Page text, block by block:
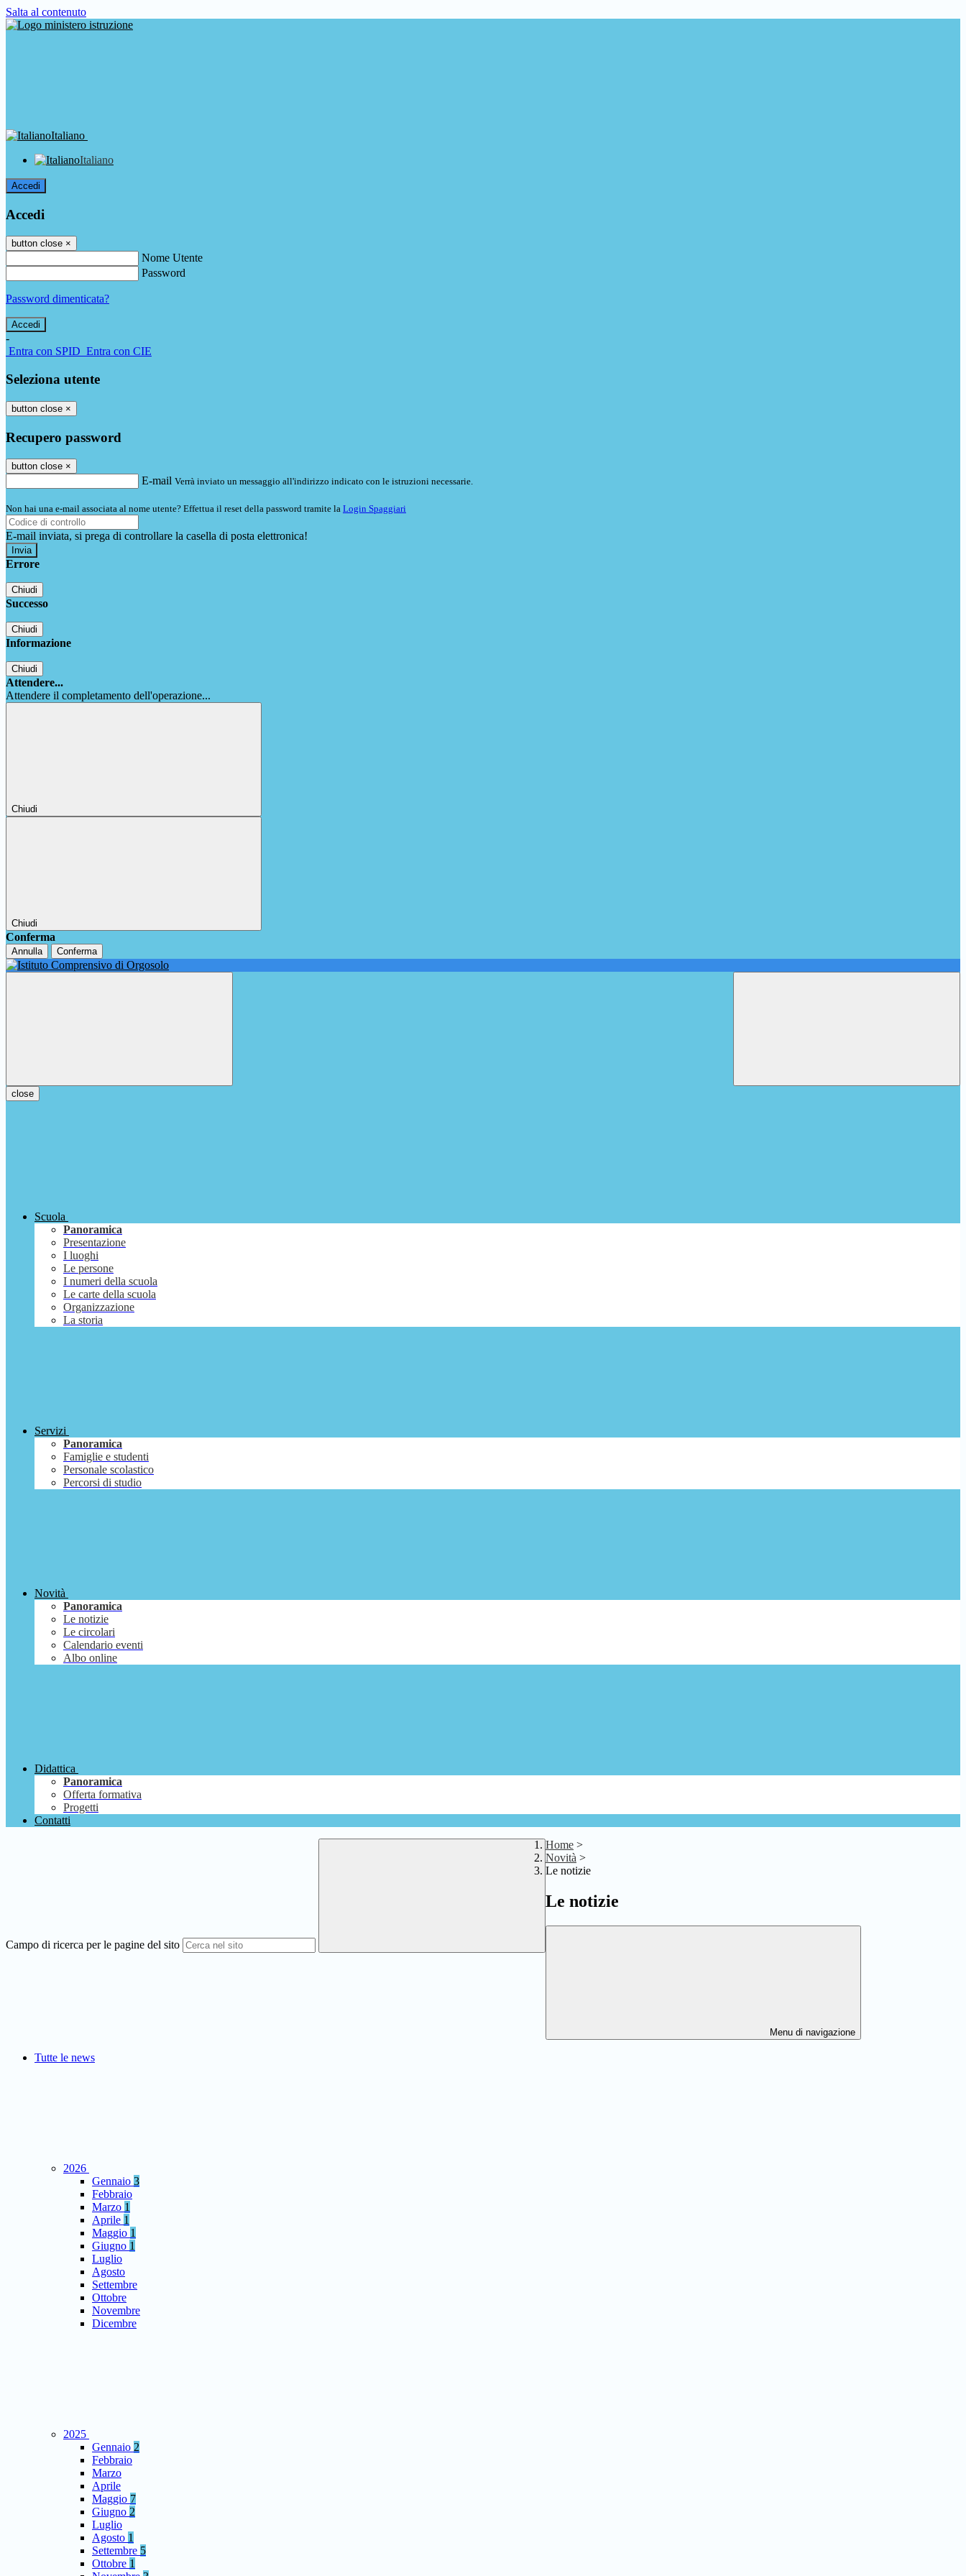
Salta al contenuto
Italiano
Italiano
Accedi
Accedi
button close ×
Nome Utente
Password
Password dimenticata?
-
Entra con SPID Entra con CIE
Seleziona utente
button close ×
Recupero password
button close ×
E-mail Verrà inviato un messaggio all'indirizzo indicato con le istruzioni necessarie.
Non hai una e-mail associata al nome utente? Effettua il reset della password tramite la Login Spaggiari
E-mail inviata, si prega di controllare la casella di posta elettronica!
Errore
Chiudi
Successo
Chiudi
Informazione
Chiudi
Attendere...
Attendere il completamento dell'operazione...
Chiudi
Chiudi
Conferma
Annulla Conferma
close
Scuola
Panoramica
Presentazione
I luoghi
Le persone
I numeri della scuola
Le carte della scuola
Organizzazione
La storia
Servizi
Panoramica
Famiglie e studenti
Personale scolastico
Percorsi di studio
Novità
Panoramica
Le notizie
Le circolari
Calendario eventi
Albo online
Didattica
Panoramica
Offerta formativa
Progetti
Contatti
Campo di ricerca per le pagine del sito
Home >
Novità >
Le notizie
Le notizie
Menu di navigazione
Tutte le news
2026
Gennaio 3
Febbraio
Marzo 1
Aprile 1
Maggio 1
Giugno 1
Luglio
Agosto
Settembre
Ottobre
Novembre
Dicembre
2025
Gennaio 2
Febbraio
Marzo
Aprile
Maggio 7
Giugno 2
Luglio
Agosto 1
Settembre 5
Ottobre 1